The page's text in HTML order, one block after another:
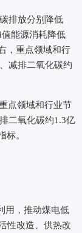
排放分别降低
能源消耗降低
，重点领域和行
减排二氧化碳约
点领域和行业节
二氧化碳约1.3亿
标。
用，推动煤电低
性改造、供热改